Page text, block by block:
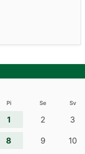
Pi Se Sv
1 2 3
8 9 10